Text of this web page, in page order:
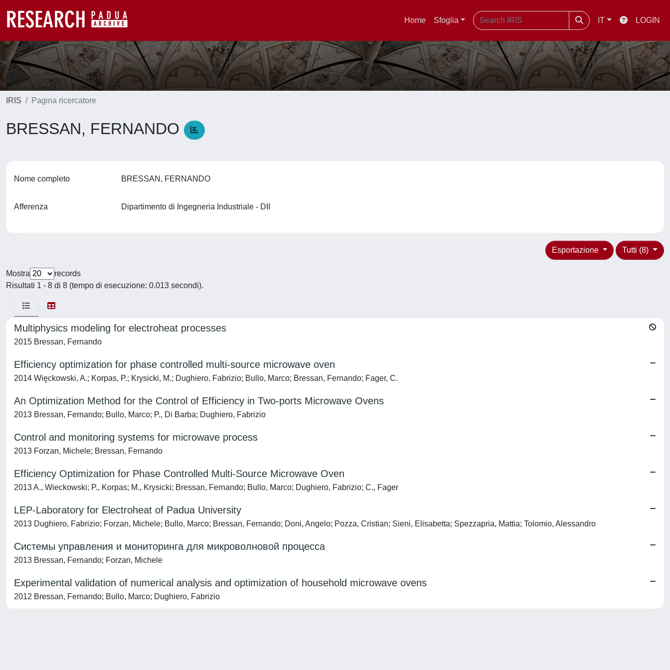
Home Sfoglia IT LOGIN
IRIS Pagina ricercatore
BRESSAN, FERNANDO
Nome completo BRESSAN, FERNANDO
Afferenza Dipartimento di Ingegneria Industriale - DII
Tutti (8)
Esportazione
Mostra
records
Risultati 1 - 8 di 8 (tempo di esecuzione: 0.013 secondi).
Multiphysics modeling for electroheat processes
2015 Bressan, Fernando
Efficiency optimization for phase controlled multi-source microwave oven
2014 Wiȩckowski, A.; Korpas, P.; Krysicki, M.; Dughiero, Fabrizio; Bullo, Marco; Bressan, Fernando; Fager, C.
An Optimization Method for the Control of Efficiency in Two-ports Microwave Ovens
2013 Bressan, Fernando; Bullo, Marco; P., Di Barba; Dughiero, Fabrizio
Control and monitoring systems for microwave process
2013 Forzan, Michele; Bressan, Fernando
Efficiency Optimization for Phase Controlled Multi-Source Microwave Oven
2013 A., Wieckowski; P., Korpas; M., Krysicki; Bressan, Fernando; Bullo, Marco; Dughiero, Fabrizio; C., Fager
LEP-Laboratory for Electroheat of Padua University
2013 Dughiero, Fabrizio; Forzan, Michele; Bullo, Marco; Bressan, Fernando; Doni, Angelo; Pozza, Cristian; Sieni, Elisabetta; Spezzapria, Mattia; Tolomio, Alessandro
Системы управления и мониторинга для микроволновой процесса
2013 Bressan, Fernando; Forzan, Michele
Experimental validation of numerical analysis and optimization of household microwave ovens
2012 Bressan, Fernando; Bullo, Marco; Dughiero, Fabrizio